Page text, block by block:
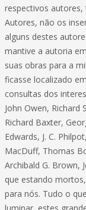
respectivos
Autores, não os
alguns destes
mantive a autoria
suas obras para a
ficasse localizado
consultas dos
John Owen,
Richard Baxter,
Edwards, J. C.
MacDuff, Thomas
Archibald G. Brown,
que estando
para nós. Tudo o